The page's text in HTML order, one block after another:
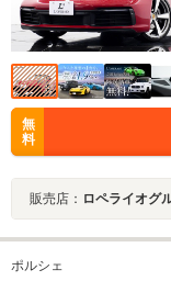
無
料
販売店： ロペライオグ
ポルシェ